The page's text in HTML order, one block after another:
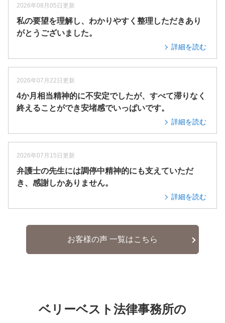
2026年08月05日更新
私の要望を理解し、わかりやすく整理しただきあり
がとうございました。
詳細を読む
2026年07月22日更新
4か月相当精神的に不安定でしたが、すべて滞りなく
終えることができ安堵感でいっぱいです。
詳細を読む
2026年07月15日更新
弁護士の先生には調停中精神的にも支えていただ
き、感謝しかありません。
詳細を読む
お客様の声 一覧はこちら
ベリーベスト法律事務所の